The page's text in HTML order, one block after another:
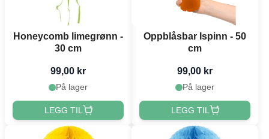
Honeycomb limegrønn -
30 cm
99,00 kr
På lager
LEGG TIL
Oppblåsbar Ispinn - 50
cm
99,00 kr
På lager
LEGG TIL